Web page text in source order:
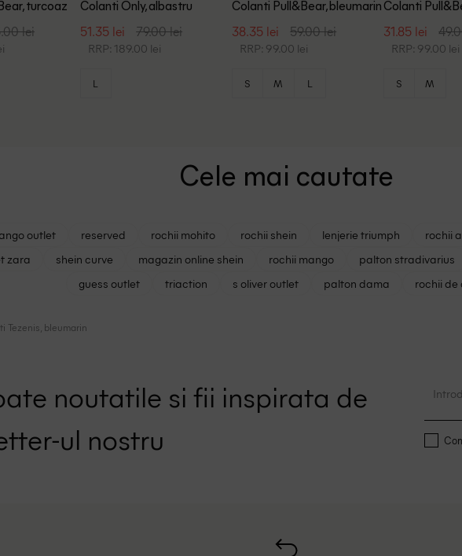
turcoaz
lei
Colanti Only, albastru
51.35 lei 79.00 lei
RRP: 189.00 lei
L
Colanti Pull&Bear, bleumarin
38.35 lei 59.00 lei
RRP: 99.00 lei
S M L
Colanti
31.85 lei
RRP: 99.00 lei
S M
Cele mai cautate
outlet reserved rochii mohito rochii shein lenjerie triumph rochii
zara shein curve magazin online shein rochii mango palton stradivarius
guess outlet
triaction s oliver outlet palton dama rochii de
Tezenis, bleumarin
noutatile si fii inspirata de
ul nostru